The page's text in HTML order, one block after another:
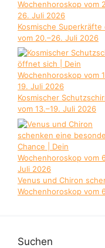
Kosmische
vom 20.–26. Juli 2026
Kosmischer
vom 13.–19. Juli 2026
Venus und Chiron
Wochenhoroskop vom
Suchen